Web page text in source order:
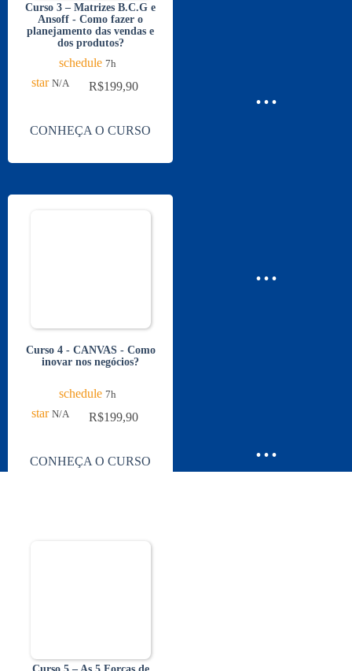
Curso 3 – Matrizes B.C.G e
Ansoff - Como fazer o
planejamento das vendas e
dos produtos?
schedule 7h
star N/A R$199,90
CONHEÇA O CURSO
Curso 4 - CANVAS - Como
inovar nos negócios?
schedule 7h
star N/A R$199,90
CONHEÇA O CURSO
...
...
...